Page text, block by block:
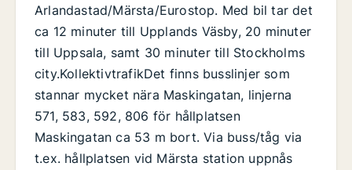
Arlandastad/Märsta/Eurostop. Med bil tar det
ca 12 minuter till Upplands Väsby, 20 minuter
till Uppsala, samt 30 minuter till Stockholms
city.KollektivtrafikDet finns busslinjer som
stannar mycket nära Maskingatan, linjerna
571, 583, 592, 806 för hållplatsen
Maskingatan ca 53 m bort. Via buss/tåg via
t.ex. hållplatsen vid Märsta station uppnås